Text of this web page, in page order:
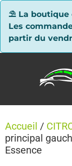
⛱ La boutique
Les
partir du
Accueil /
principal
Essence
Panneau de